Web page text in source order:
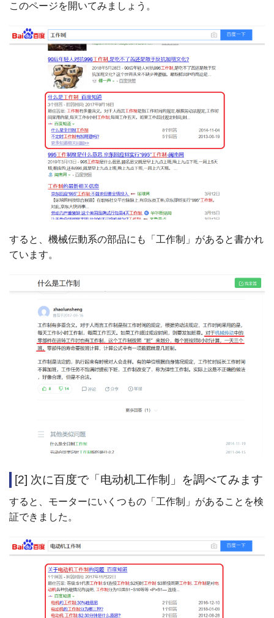
このページを開いてみましょう。
すると、機械伝動系の部品にも「工作制」があると書かれ
ています。
[2] 次に百度で「电动机工作制」を調べてみます
すると、モーターにいくつもの「工作制」があることを検
証できました。